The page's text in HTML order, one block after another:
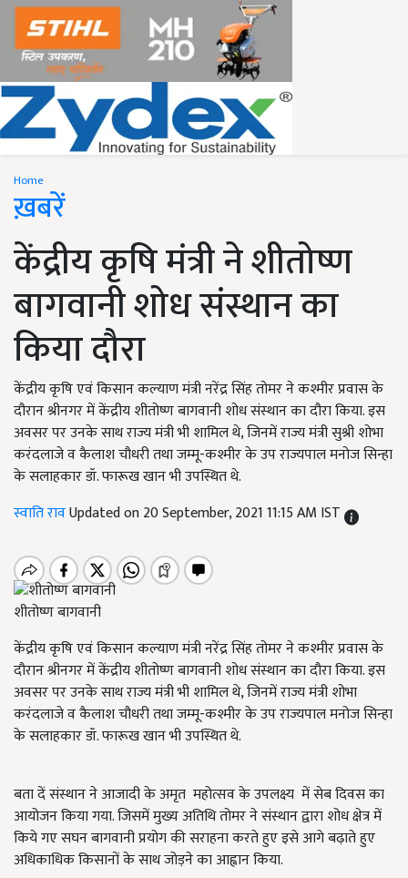
Home
ख़बरें
केंद्रीय कृषि मंत्री ने शीतोष्ण
बागवानी शोध संस्थान का
किया दौरा
केंद्रीय कृषि एवं किसान कल्याण मंत्री नरेंद्र सिंह तोमर ने कश्मीर प्रवास के
दौरान श्रीनगर में केंद्रीय शीतोष्ण बागवानी शोध संस्थान का दौरा किया. इस
अवसर पर उनके साथ राज्य मंत्री भी शामिल थे, जिनमें राज्य मंत्री सुश्री शोभा
करंदलाजे व कैलाश चौधरी तथा जम्मू-कश्मीर के उप राज्यपाल मनोज सिन्हा
के सलाहकार डॉ. फारूख खान भी उपस्थित थे.
स्वाति रावUpdated on 20 September, 2021 11:15 AM IST
शीतोष्ण बागवानी
केंद्रीय कृषि एवं किसान कल्याण मंत्री नरेंद्र सिंह तोमर ने कश्मीर प्रवास के
दौरान श्रीनगर में केंद्रीय शीतोष्ण बागवानी शोध संस्थान का दौरा किया. इस
अवसर पर उनके साथ राज्य मंत्री भी शामिल थे, जिनमें राज्य मंत्री शोभा
करंदलाजे व कैलाश चौधरी तथा जम्मू-कश्मीर के उप राज्यपाल मनोज सिन्हा
के सलाहकार डॉ. फारूख खान भी उपस्थित थे.
बता दें संस्थान ने आजादी के अमृत महोत्सव के उपलक्ष्य में सेब दिवस का
आयोजन किया गया. जिसमें मुख्य अतिथि तोमर ने संस्थान द्वारा शोध क्षेत्र में
किये गए सघन बागवानी प्रयोग की सराहना करते हुए इसे आगे बढ़ाते हुए
अधिकाधिक किसानों के साथ जोड़ने का आह्वान किया.